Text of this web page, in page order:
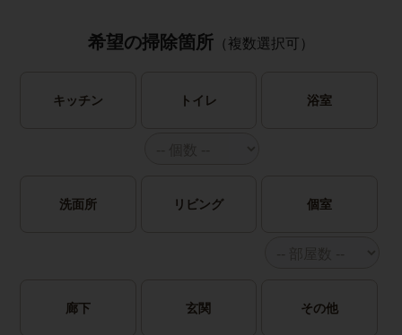
希望の掃除箇所 （複数選択可）
キッチン トイレ 浴室
洗面所 リビング 個室
廊下 玄関 その他